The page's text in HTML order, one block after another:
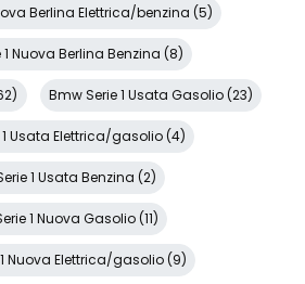
Berlina Elettrica/benzina (5)
1 Nuova Berlina Benzina (8)
Bmw Serie 1 Usata Gasolio (23)
1 Usata Elettrica/gasolio (4)
1 Usata Benzina (2)
1 Nuova Gasolio (11)
Nuova Elettrica/gasolio (9)